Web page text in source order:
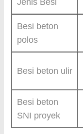
Jenis Besi
Besi beton
polos
Besi beton ulir
Besi beton
SNI proyek